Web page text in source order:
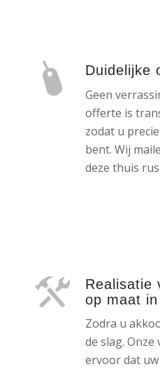
Duidelijke
Geen
offerte is
zodat u
bent. Wij
deze thuis
Realisatie
op maat
Zodra u
de slag.
ervoor dat